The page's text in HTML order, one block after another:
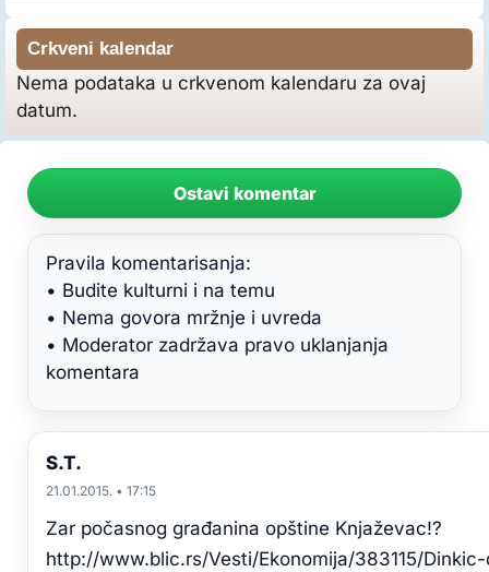
Crkveni kalendar
Nema podataka u crkvenom kalendaru za ovaj
datum.
Ostavi komentar
Pravila komentarisanja:
• Budite kulturni i na temu
• Nema govora mržnje i uvreda
• Moderator zadržava pravo uklanjanja
komentara
S.T.
21.01.2015. • 17:15
Zar počasnog građanina opštine Knjaževac!?
http://www.blic.rs/Vesti/Ekonomija/383115/